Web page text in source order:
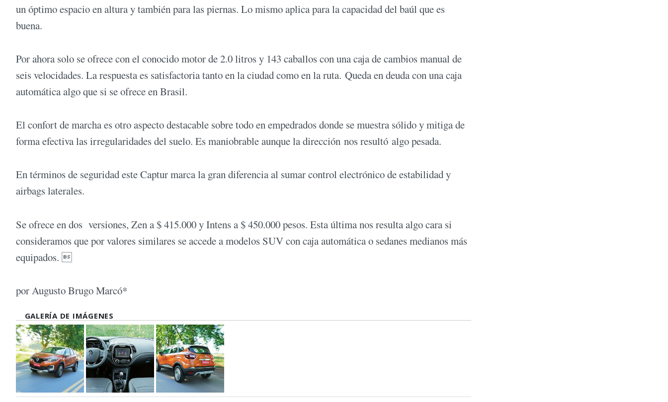
un óptimo espacio en altura y también para las piernas. Lo mismo aplica para la capacidad del baúl que es
buena.
Por ahora solo se ofrece con el conocido motor de 2.0 litros y 143 caballos con una caja de cambios manual de
seis velocidades. La respuesta es satisfactoria tanto en la ciudad como en la ruta. Queda en deuda con una caja
automática algo que si se ofrece en Brasil.
El confort de marcha es otro aspecto destacable sobre todo en empedrados donde se muestra sólido y mitiga de
forma efectiva las irregularidades del suelo. Es maniobrable aunque la dirección nos resultó algo pesada.
En términos de seguridad este Captur marca la gran diferencia al sumar control electrónico de estabilidad y
airbags laterales.
Se ofrece en dos versiones, Zen a $ 415.000 y Intens a $ 450.000 pesos. Esta última nos resulta algo cara si
consideramos que por valores similares se accede a modelos SUV con caja automática o sedanes medianos más
equipados. 
por Augusto Brugo Marcó*
GALERÍA DE IMÁGENES